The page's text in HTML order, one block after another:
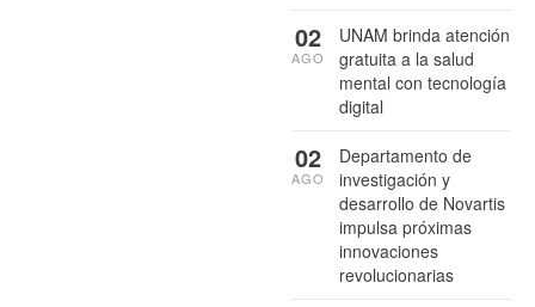
UNAM brinda atención
gratuita a la salud
mental con tecnología
digital
02
AGO
Departamento de
investigación y
desarrollo de Novartis
impulsa próximas
innovaciones
revolucionarias
02
AGO